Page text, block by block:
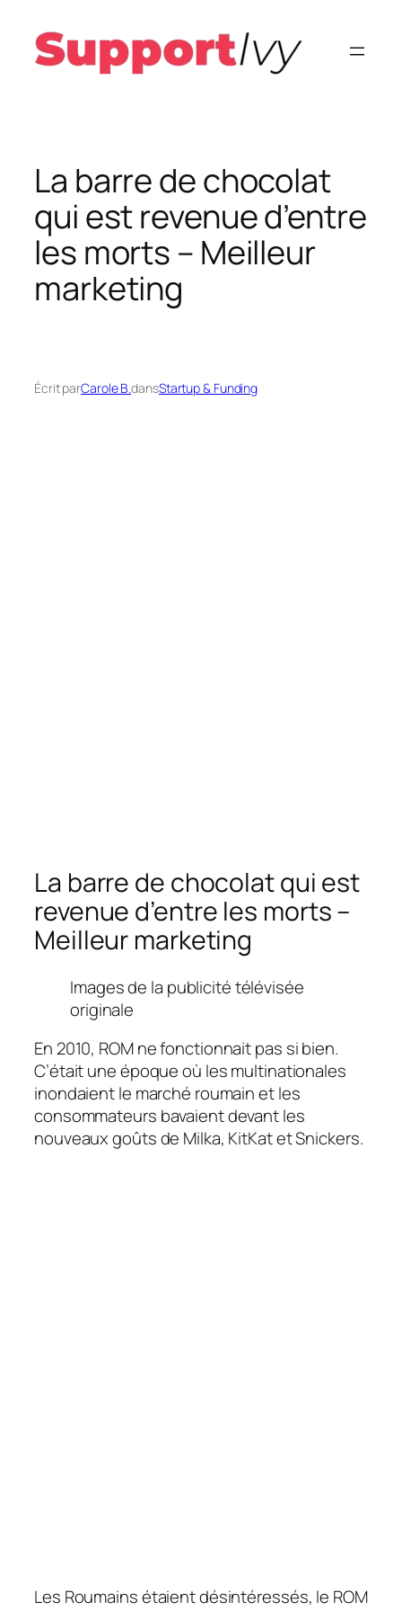
contenu
La barre de chocolat
qui est revenue d’entre
les morts – Meilleur
marketing
Écrit parCarole B.dansStartup & Funding
La barre de chocolat qui est
revenue d’entre les morts –
Meilleur marketing
Images de la publicité télévisée
originale
En 2010, ROM ne fonctionnait pas si bien.
C’était une époque où les multinationales
inondaient le marché roumain et les
consommateurs bavaient devant les
nouveaux goûts de Milka, KitKat et Snickers.
Les Roumains étaient désintéressés, le ROM